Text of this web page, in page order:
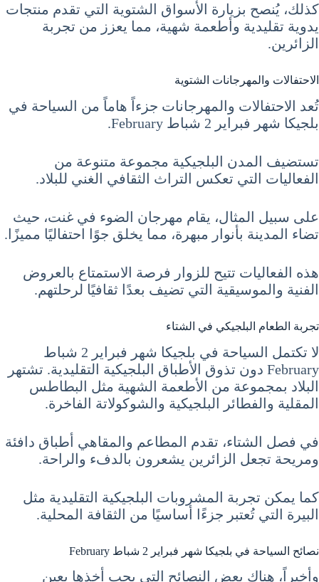
كذلك، يُنصح بزيارة الأسواق الشتوية التي تقدم منتجات
يدوية تقليدية وأطعمة شهية، مما يعزز من تجربة
الزائرين.
الاحتفالات والمهرجانات الشتوية
تُعد الاحتفالات والمهرجانات جزءاً هاماً من السياحة في
بلجيكا شهر فبراير 2 شباط February.
تستضيف المدن البلجيكية مجموعة متنوعة من
الفعاليات التي تعكس التراث الثقافي الغني للبلاد.
على سبيل المثال، يقام مهرجان الضوء في غنت، حيث
تضاء المدينة بأنوار مبهرة، مما يخلق جوًا احتفاليًا مميزًا.
هذه الفعاليات تتيح للزوار فرصة الاستمتاع بالعروض
الفنية والموسيقية التي تضيف بعدًا ثقافيًا لرحلتهم.
تجربة الطعام البلجيكي في الشتاء
لا تكتمل السياحة في بلجيكا شهر فبراير 2 شباط
February دون تذوق الأطباق البلجيكية التقليدية. تشتهر
البلاد بمجموعة من الأطعمة الشهية مثل البطاطس
المقلية والفطائر البلجيكية والشوكولاتة الفاخرة.
في فصل الشتاء، تقدم المطاعم والمقاهي أطباق دافئة
ومريحة تجعل الزائرين يشعرون بالدفء والراحة.
كما يمكن تجربة المشروبات البلجيكية التقليدية مثل
البيرة التي تُعتبر جزءًا أساسيًا من الثقافة المحلية.
نصائح السياحة في بلجيكا شهر فبراير 2 شباط February
وأخيراً، هناك بعض النصائح التي يجب أخذها بعين